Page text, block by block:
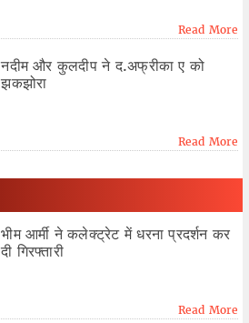
Read More
नदीम और कुलदीप ने द.अफ्रीका ए को
झकझोरा
Read More
भीम आर्मी ने कलेक्ट्रेट में धरना प्रदर्शन कर
दी गिरफ्तारी
Read More